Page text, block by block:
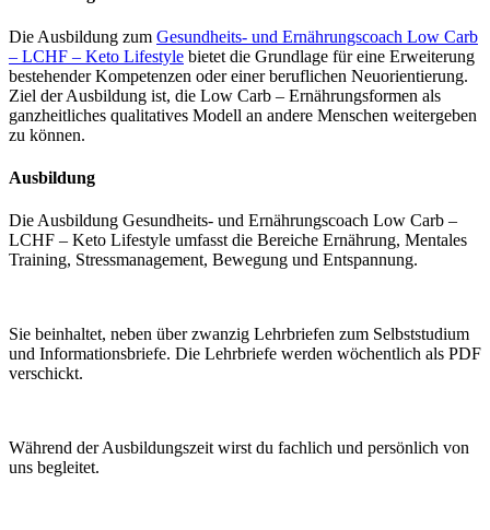
Die Ausbildung zum Gesundheits- und Ernährungscoach Low Carb
– LCHF – Keto Lifestyle bietet die Grundlage für eine Erweiterung
bestehender Kompetenzen oder einer beruflichen Neuorientierung.
Ziel der Ausbildung ist, die Low Carb – Ernährungsformen als
ganzheitliches qualitatives Modell an andere Menschen weitergeben
zu können.
Ausbildung
Die Ausbildung Gesundheits- und Ernährungscoach Low Carb –
LCHF – Keto Lifestyle umfasst die Bereiche Ernährung, Mentales
Training, Stressmanagement, Bewegung und Entspannung.
Sie beinhaltet, neben über zwanzig Lehrbriefen zum Selbststudium
und Informationsbriefe. Die Lehrbriefe werden wöchentlich als PDF
verschickt.
Während der Ausbildungszeit wirst du fachlich und persönlich von
uns begleitet.